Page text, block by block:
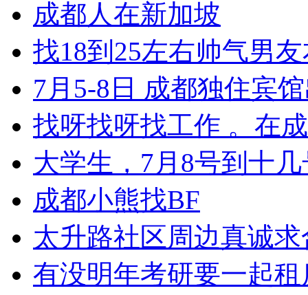
成都人在新加坡
找18到25左右帅气男
7月5-8日 成都独住宾
找呀找呀找工作 。在
大学生，7月8号到十
成都小熊找BF
太升路社区周边真诚求
有没明年考研要一起租